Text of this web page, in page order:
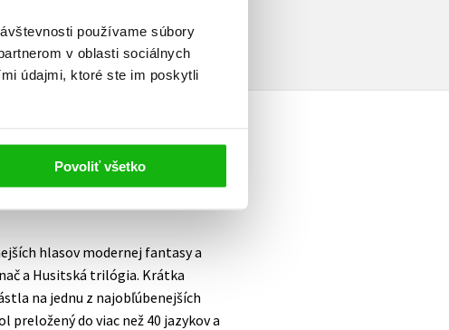
používame súbory
v oblasti sociálnych
údajmi, ktoré ste im poskytli
Povoliť všetko
hlasov modernej fantasy a
a Husitská trilógia. Krátka
na jednu z najobľúbenejších
preložený do viac než 40 jazykov a